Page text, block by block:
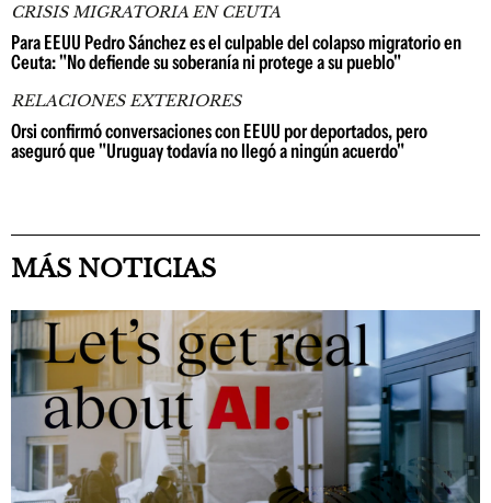
CRISIS MIGRATORIA EN CEUTA
Para EEUU Pedro Sánchez es el culpable del colapso migratorio en
Ceuta: "No defiende su soberanía ni protege a su pueblo"
RELACIONES EXTERIORES
Orsi confirmó conversaciones con EEUU por deportados, pero
aseguró que "Uruguay todavía no llegó a ningún acuerdo"
MÁS NOTICIAS